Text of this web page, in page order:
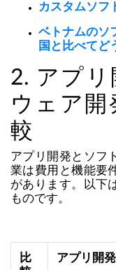
カスタムソフ
ベトナムのソ
国と比べてど
2. アプリ
ウェア開
較
アプリ開発とソフ
業は費用と機能要
があります。以下
ものです。
比
アプリ開